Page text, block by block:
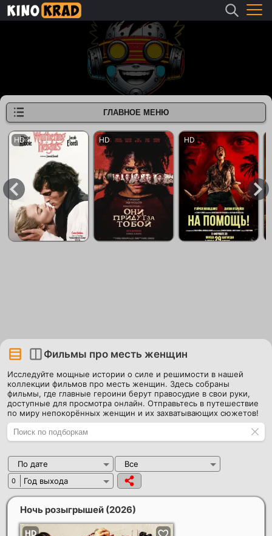
Фильмы про месть женщин
Исследуйте мощные истории о силе и решимости в нашей
коллекции фильмов про месть женщин. Здесь собраны
фильмы, где главные героини берут правосудие в свои руки,
доступные для просмотра онлайн. Отправьтесь в путешествие
по миру непокорённых женщин и их захватывающих сюжетов!
По дате Все
0 Год выхода
Ночь розыгрышей (2026)
ГЛАВНОЕ МЕНЮ